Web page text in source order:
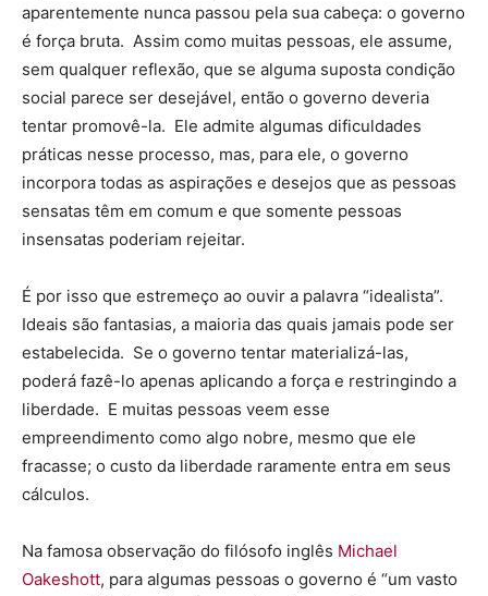
aparentemente nunca passou pela sua cabeça: o governo
é força bruta. Assim como muitas pessoas, ele assume,
sem qualquer reflexão, que se alguma suposta condição
social parece ser desejável, então o governo deveria
tentar promovê-la. Ele admite algumas dificuldades
práticas nesse processo, mas, para ele, o governo
incorpora todas as aspirações e desejos que as pessoas
sensatas têm em comum e que somente pessoas
insensatas poderiam rejeitar.
É por isso que estremeço ao ouvir a palavra “idealista”.
Ideais são fantasias, a maioria das quais jamais pode ser
estabelecida. Se o governo tentar materializá-las,
poderá fazê-lo apenas aplicando a força e restringindo a
liberdade. E muitas pessoas veem esse
empreendimento como algo nobre, mesmo que ele
fracasse; o custo da liberdade raramente entra em seus
cálculos.
Na famosa observação do filósofo inglês Michael
Oakeshott, para algumas pessoas o governo é “um vasto